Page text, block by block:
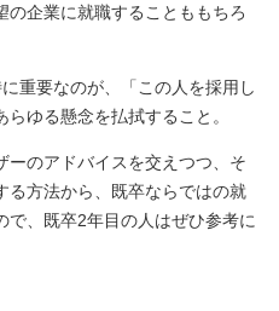
の企業に就職することももちろ
重要なのが、「この人を採用し
ゆる懸念を払拭すること。
ーのアドバイスを交えつつ、そ
る方法から、既卒ならではの就
で、既卒2年目の人はぜひ参考に